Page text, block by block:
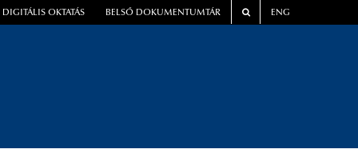
DIGITÁLIS OKTATÁS BELSŐ DOKUMENTUMTÁR ENG